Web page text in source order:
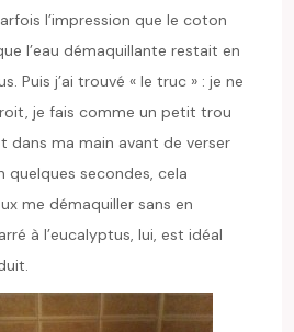
l’impression que le coton
l’eau démaquillante restait en
Puis j’ai trouvé « le truc » : je ne
je fais comme un petit trou
dans ma main avant de verser
quelques secondes, cela
me démaquiller sans en
à l’eucalyptus, lui, est idéal